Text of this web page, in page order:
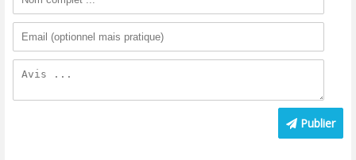
Publier